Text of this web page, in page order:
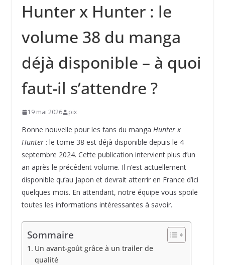
Hunter x Hunter : le
volume 38 du manga
déjà disponible – à quoi
faut-il s’attendre ?
19 mai 2026 pix
Bonne nouvelle pour les fans du manga Hunter x
Hunter: le tome 38 est déjà disponible depuis le 4
septembre 2024. Cette publication intervient plus d’un
an après le précédent volume. Il n’est actuellement
disponible qu’au Japon et devrait atterrir en France d’ici
quelques mois. En attendant, notre équipe vous spoile
toutes les informations intéressantes à savoir.
Sommaire
Un avant-goût grâce à un trailer de
qualité